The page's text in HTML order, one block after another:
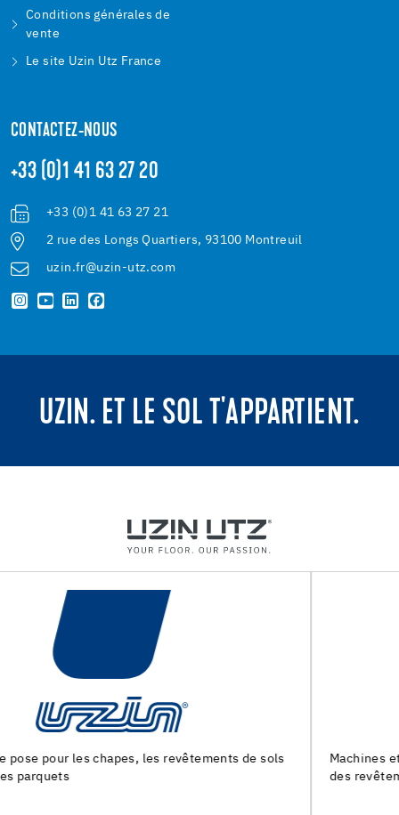
Conditions générales de
vente
Le site Uzin Utz France
CONTACTEZ-NOUS
+33 (0)1 41 63 27 20
+33 (0)1 41 63 27 21
2 rue des Longs Quartiers, 93100 Montreuil
uzin.fr@uzin-utz.com
UZIN. ET LE SOL T'APPARTIENT.
Machines et outils pour la preparation du support et la
des revêtements de sol